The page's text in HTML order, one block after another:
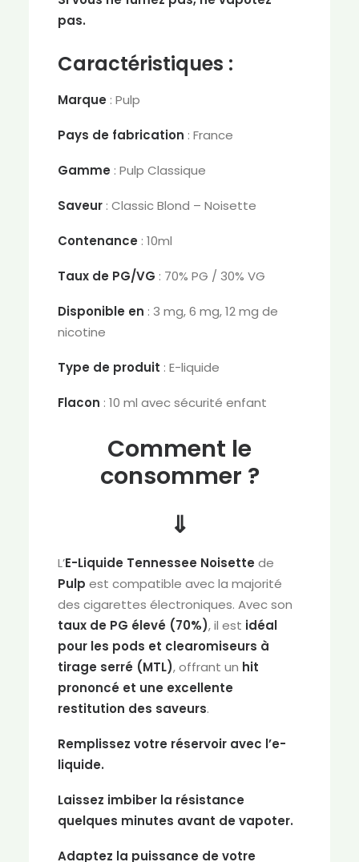
pas.
Caractéristiques :
Marque : Pulp
Pays de fabrication : France
Gamme : Pulp Classique
Saveur : Classic Blond – Noisette
Contenance : 10ml
Taux de PG/VG : 70% PG / 30% VG
Disponible en : 3 mg, 6 mg, 12 mg de
nicotine
Type de produit : E-liquide
Flacon : 10 ml avec sécurité enfant
Comment le
consommer ?
⇓
L’E-Liquide Tennessee Noisette de
Pulp est compatible avec la majorité
des cigarettes électroniques. Avec son
taux de PG élevé (70%), il est idéal
pour les pods et clearomiseurs à
tirage serré (MTL), offrant un hit
prononcé et une excellente
restitution des saveurs.
Remplissez votre réservoir avec l’e-
liquide.
Laissez imbiber la résistance
quelques minutes avant de vapoter.
Adaptez la puissance de votre